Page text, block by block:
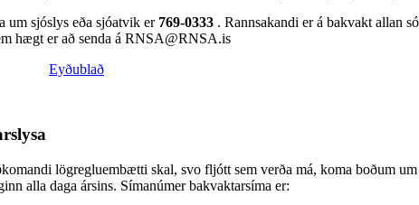
um sjóslys eða sjóatvik er 769-0333 . Rannsakandi er á bakvakt allan
hægt er að senda á RNSA@RNSA.is
Eyðublað
lögregluembætti skal, svo fljótt sem verða má, koma boðum
alla daga ársins. Símanúmer bakvaktarsíma er: